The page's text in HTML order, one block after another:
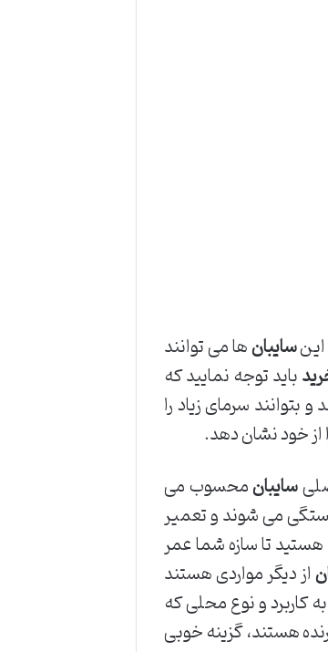
سایبانها می توانند
باید توجه نمایید که
سرمای زیاد را
از خود نشان دهد.
سایبانمحسوب می
می شوند و تعمیر
تا سازه شما عمر
از دیگر مواردی هستند
کاربرد و نوع محلی که
هستند، گزینه خوبی